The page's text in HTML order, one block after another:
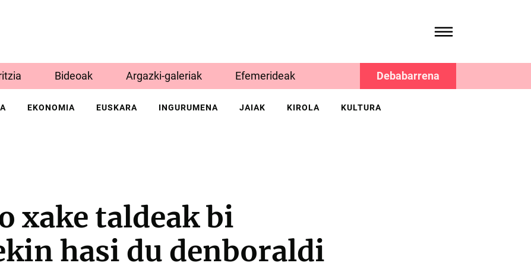
Bideoak Argazki-galeriak Efemerideak Debabarrena
EKONOMIA EUSKARA INGURUMENA JAIAK KIROLA KULTURA
xake taldeak bi
hasi du denboraldi